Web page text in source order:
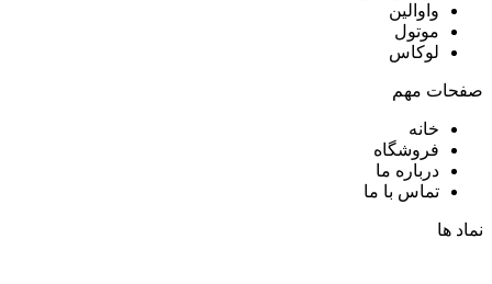
واوالین
موتول
لوکاس
صفحات مهم
خانه
فروشگاه
درباره ما
تماس با ما
نماد ها